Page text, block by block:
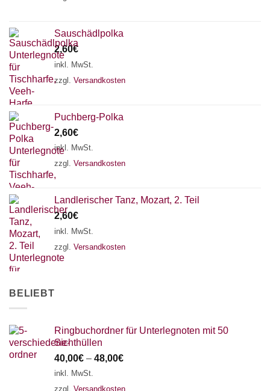
Sauschädlpolka
2,60€
inkl. MwSt.
zzgl. Versandkosten
Puchberg-Polka
2,60€
inkl. MwSt.
zzgl. Versandkosten
Landlerischer Tanz, Mozart, 2. Teil
2,60€
inkl. MwSt.
zzgl. Versandkosten
BELIEBT
Ringbuchordner für Unterlegnoten mit 50
Sichthüllen
40,00€ – 48,00€
inkl. MwSt.
zzgl. Versandkosten